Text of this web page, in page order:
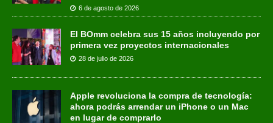
6 de agosto de 2026
El BOmm celebra sus 15 años incluyendo por
primera vez proyectos internacionales
28 de julio de 2026
Apple revoluciona la compra de tecnología:
ahora podrás arrendar un iPhone o un Mac
en lugar de comprarlo